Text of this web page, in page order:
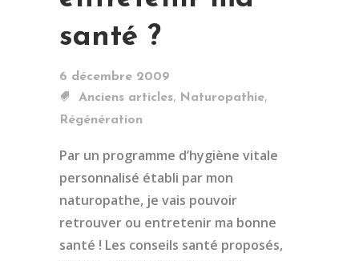
santé ?
6 décembre 2009
Anciens articles, Naturopathie,
Régénération
Par un programme d’hygiène vitale
personnalisé établi par mon
naturopathe, je vais pouvoir
retrouver ou entretenir ma bonne
santé ! Les conseils santé proposés,